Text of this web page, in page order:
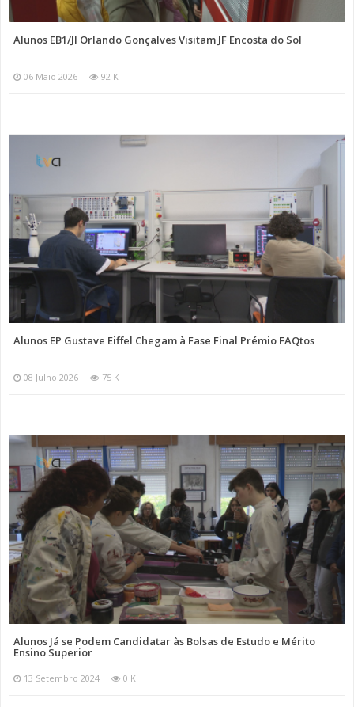
Alunos EB1/JI Orlando Gonçalves Visitam JF Encosta do Sol
06 Maio 2026 92 K
Alunos EP Gustave Eiffel Chegam à Fase Final Prémio FAQtos
08 Julho 2026 75 K
Alunos Já se Podem Candidatar às Bolsas de Estudo e Mérito
Ensino Superior
13 Setembro 2024 0 K